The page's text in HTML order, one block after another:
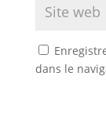
dans le